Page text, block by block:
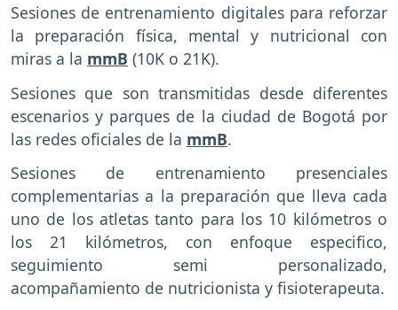
Sesiones de entrenamiento digitales para reforzar
la preparación física, mental y nutricional con
miras a la mmB (10K o 21K).
Sesiones que son transmitidas desde diferentes
escenarios y parques de la ciudad de Bogotá por
las redes oficiales de la mmB.
Sesiones de entrenamiento presenciales
complementarias a la preparación que lleva cada
uno de los atletas tanto para los 10 kilómetros o
los 21 kilómetros, con enfoque especifico,
seguimiento semi personalizado,
acompañamiento de nutricionista y fisioterapeuta.